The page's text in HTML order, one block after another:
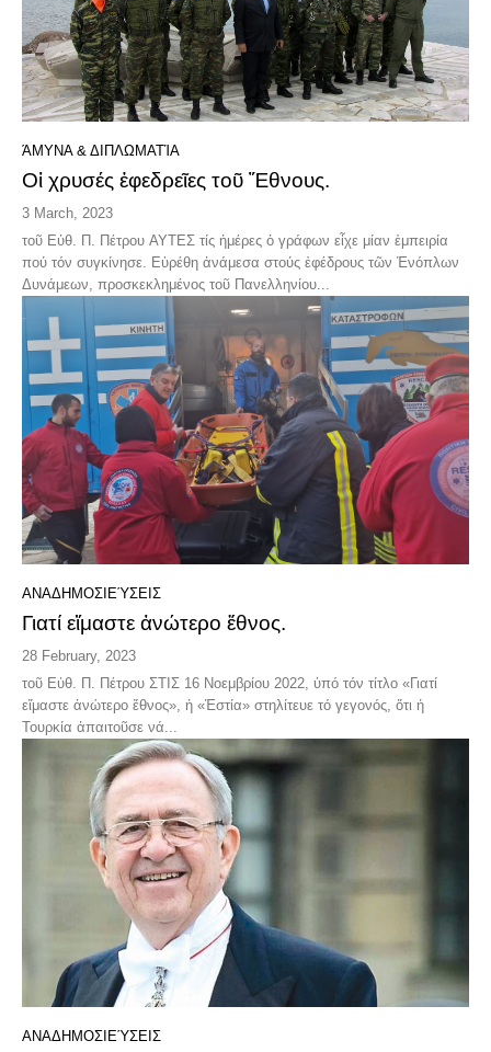
ΆΜΥΝΑ & ΔΙΠΛΩΜΑΤΊΑ
Οἱ χρυσές ἐφεδρεῖες τοῦ Ἔθνους.
3 March, 2023
τοῦ Εὐθ. Π. Πέτρου ΑΥΤΕΣ τίς ἡμέρες ὁ γράφων εἶχε μίαν ἐμπειρία
πού τόν συγκίνησε. Εὑρέθη ἀνάμεσα στούς ἐφέδρους τῶν Ἐνόπλων
Δυνάμεων, προσκεκλημένος τοῦ Πανελληνίου...
ΑΝΑΔΗΜΟΣΙΕΎΣΕΙΣ
Γιατί εἴμαστε ἀνώτερο ἔθνος.
28 February, 2023
τοῦ Εὐθ. Π. Πέτρου ΣΤΙΣ 16 Νοεμβρίου 2022, ὑπό τόν τίτλο «Γιατί
εἴμαστε ἀνώτερο ἔθνος», ἡ «Ἑστία» στηλίτευε τό γεγονός, ὅτι ἡ
Τουρκία ἀπαιτοῦσε νά...
ΑΝΑΔΗΜΟΣΙΕΎΣΕΙΣ